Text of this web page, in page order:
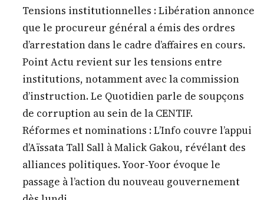
Tensions institutionnelles : Libération annonce
que le procureur général a émis des ordres
d’arrestation dans le cadre d’affaires en cours.
Point Actu revient sur les tensions entre
institutions, notamment avec la commission
d’instruction. Le Quotidien parle de soupçons
de corruption au sein de la CENTIF.
Réformes et nominations : L’Info couvre l’appui
d’Aïssata Tall Sall à Malick Gakou, révélant des
alliances politiques. Yoor-Yoor évoque le
passage à l’action du nouveau gouvernement